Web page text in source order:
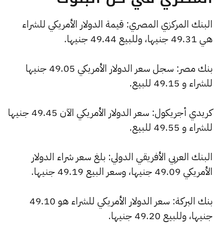
البنك المركزي المصري: قيمة الدولار الأمريكي للشراء
هي 49.31 جنيها، وللبيع 49.44 جنيها.
بنك مصر: سجل سعر الدولار الأمريكي 49.05 جنيها
للشراء و 49.15 للبيع.
كريدي أجريكول: سعر الدولار الأمريكي الآن 49.45 جنيها
للشراء و 49.55 للبيع.
البنك العربي الأفريقي الدولي: بلغ سعر شراء الدولار
الأمريكي 49.09 جنيها، وسعر البيع 49.19 جنيها.
بنك البركة: سعر الدولار الأمريكي للشراء هو 49.10
جنيها، وللبيع 49.20 جنيها.